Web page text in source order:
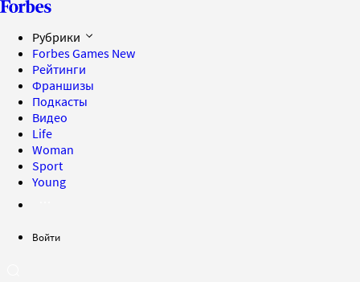
Рубрики
Forbes Games New
Рейтинги
Франшизы
Подкасты
Видео
Life
Woman
Sport
Young
Войти